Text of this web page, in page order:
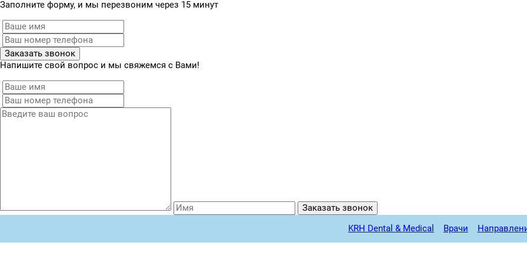
Заполните форму, и мы перезвоним через 15 минут
Заказать звонок
Напишите свой вопрос и мы свяжемся с Вами!
Заказать звонок
KRH Dental & Medical
Врачи